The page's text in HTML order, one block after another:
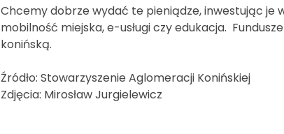
Chcemy dobrze wydać te pieniądze, inwestując je
mobilność miejska, e-usługi czy edukacja.
konińską.
Źródło: Stowarzyszenie Aglomeracji Konińskiej
Zdjęcia: Mirosław Jurgielewicz